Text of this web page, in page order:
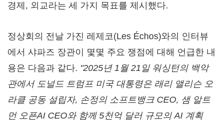
경제, 외교라는 세 가지 목표를 제시했다.
정상회의 전날 가진 레제코(Les Échos)와의 인터뷰
에서 샤파즈 장관이 몇몇 주요 쟁점에 대해 언급한 내
용은 다음과 같다. "2025년1 월21 일 워싱턴의 백악
관에서 도널드 트럼프 미국 대통령은 래리 앨리슨 오
라클 공동 설립자, 손정의 소프트뱅크 CEO, 샘 알트
먼 오픈AI CEO와 함께5천억 달러 규모의AI 계획